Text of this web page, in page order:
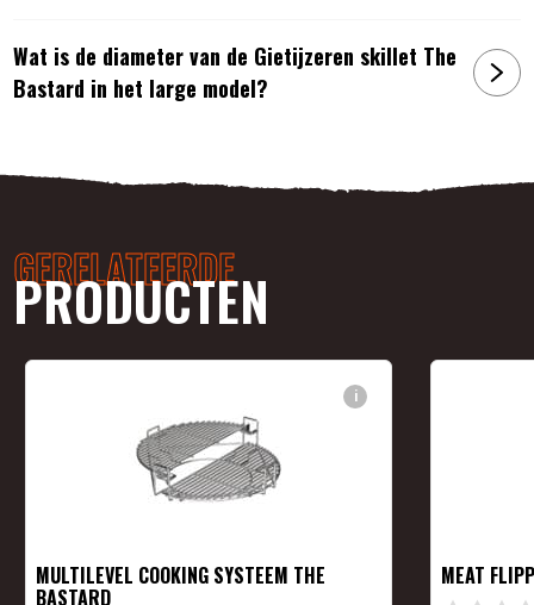
Wat is de diameter van de Gietijzeren skillet The
Bastard in het large model?
GERELATEERDE
PRODUCTEN
i
MULTILEVEL COOKING SYSTEEM THE
BASTARD
MEAT